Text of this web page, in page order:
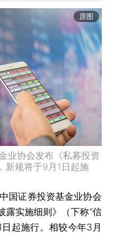
原图
业协会发布《私募投资
新规将于9月1日起施
国证券投资基金业协会
露实施细则》（下称“信
起施行。相较今年3月